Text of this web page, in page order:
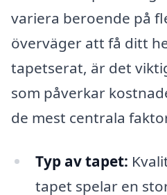
variera beroende på
överväger att få ditt
tapetserat, är det
som påverkar
de mest centrala
Typ av tapet:
tapet spelar en